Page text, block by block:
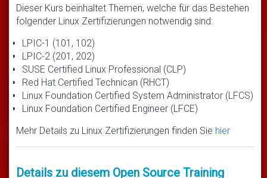
Dieser Kurs beinhaltet Themen, welche für das Bestehen
folgender Linux Zertifizierungen notwendig sind:
LPIC-1 (101, 102)
LPIC-2 (201, 202)
SUSE Certified Linux Professional (CLP)
Red Hat Certified Technican (RHCT)
Linux Foundation Certified System Administrator (LFCS)
Linux Foundation Certified Engineer (LFCE)
Mehr Details zu Linux Zertifizierungen finden Sie hier
Details zu diesem Open Source Training